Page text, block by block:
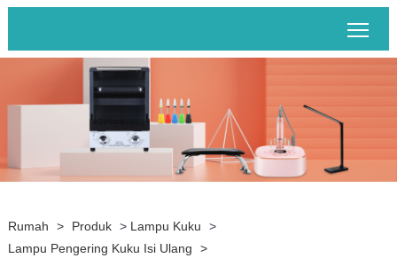
Rumah > Produk > Lampu Kuku
>
Lampu Pengering Kuku Isi Ulang
>